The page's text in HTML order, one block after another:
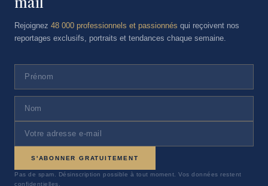
Rejoignez 48 000 professionnels et passionnés qui reçoivent nos
reportages exclusifs, portraits et tendances chaque semaine.
S'ABONNER GRATUITEMENT
Pas de spam. Désinscription possible à tout moment. Vos données restent
confidentielles.